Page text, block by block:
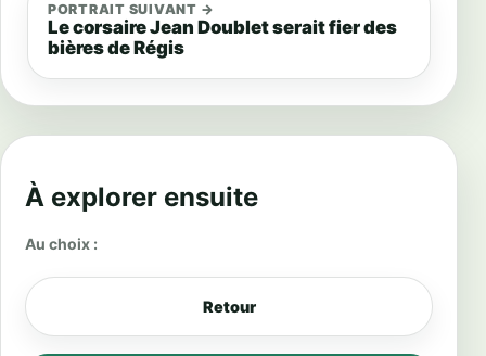
PORTRAIT SUIVANT →
Le corsaire Jean Doublet serait fier des
bières de Régis
À explorer ensuite
Au choix :
Retour